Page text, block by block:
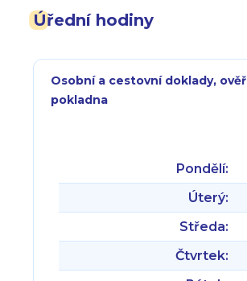
Úřední hodiny
Osobní a cestovní doklady,
pokladna
Pondělí:
Úterý:
Středa:
Čtvrtek: